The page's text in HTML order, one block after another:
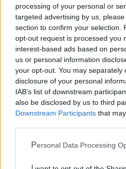
processing of your personal or
targeted advertising by us,
section to confirm your selection.
opt-out request is processed you
interest-based ads based on
us or personal information
your opt-out. You may separately
disclosure of your personal
IAB’s list of downstream
also be disclosed by us to third
Downstream Participants that
Personal Data Processing
Mondo CIA